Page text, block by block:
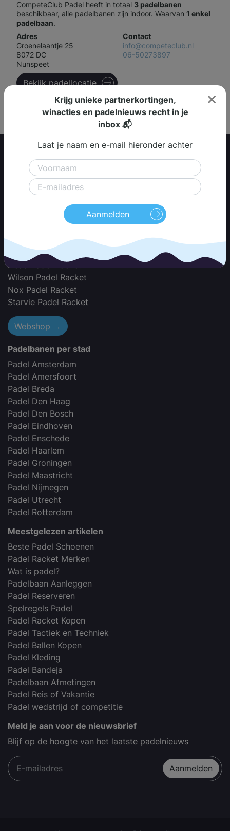
CompeteClub Padel heeft in totaal 3 padelbanen
beschikbaar, alle padelbanen zijn indoor. Waarvan 1 enkel
padelbaan.
Adres
Groenelaantje 25
8072 DC
Nunspeet
Contact
info@competeclub.nl
06-50273897
Bekijk padellocatie
Krijg unieke partnerkortingen,
winacties en padelnieuws recht in je
inbox 📬
Laat je naam en e-mail hieronder achter
Aanmelden
Padel Racket Merken
Adidas Padel Racket
Akkeron Padel Racket
Babolat Padel Racket
Black Crown Padel Racket
Dunlop Padel Racket
Dutch Padel Racket
Head Padel Racket
Wilson Padel Racket
Nox Padel Racket
Starvie Padel Racket
Webshop →
Padelbanen per stad
Padel Amsterdam
Padel Amersfoort
Padel Breda
Padel Den Haag
Padel Den Bosch
Padel Eindhoven
Padel Enschede
Padel Haarlem
Padel Groningen
Padel Maastricht
Padel Nijmegen
Padel Utrecht
Padel Rotterdam
Meestgelezen artikelen
Beste Padel Schoenen
Padel Racket Merken
Wat is padel?
Padelbaan Aanleggen
Padel Reserveren
Spelregels Padel
Padel Racket Kopen
Padel Tactiek en Techniek
Padel Ballen Kopen
Padel Kleding
Padel Bandeja
Padelbaan Afmetingen
Padel Reis of Vakantie
Padel wedstrijd of competitie
Meld je aan voor de nieuwsbrief
Blijf op de hoogte van het laatste padelnieuws
Aanmelden